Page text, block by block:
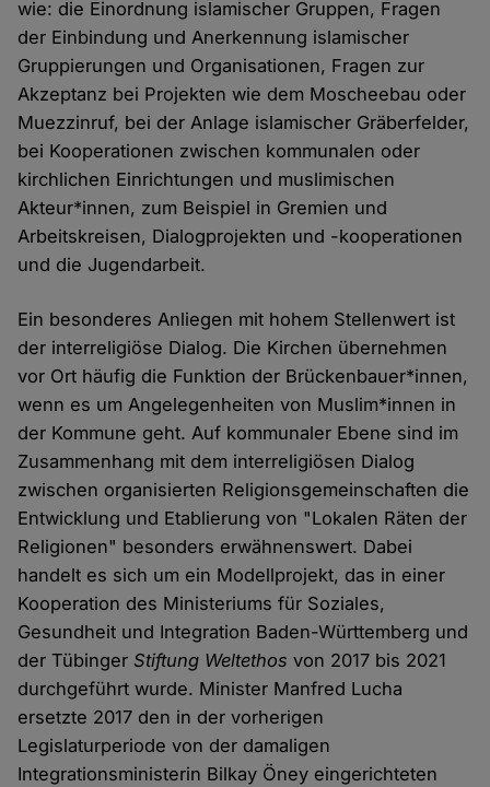
wie: die Einordnung islamischer Gruppen, Fragen
der Einbindung und Anerkennung islamischer
Gruppierungen und Organisationen, Fragen zur
Akzeptanz bei Projekten wie dem Moscheebau oder
Muezzinruf, bei der Anlage islamischer Gräberfelder,
bei Kooperationen zwischen kommunalen oder
kirchlichen Einrichtungen und muslimischen
Akteur*innen, zum Beispiel in Gremien und
Arbeitskreisen, Dialogprojekten und -kooperationen
und die Jugendarbeit.
Ein besonderes Anliegen mit hohem Stellenwert ist
der interreligiöse Dialog. Die Kirchen übernehmen
vor Ort häufig die Funktion der Brückenbauer*innen,
wenn es um Angelegenheiten von Muslim*innen in
der Kommune geht. Auf kommunaler Ebene sind im
Zusammenhang mit dem interreligiösen Dialog
zwischen organisierten Religionsgemeinschaften die
Entwicklung und Etablierung von "Lokalen Räten der
Religionen" besonders erwähnenswert. Dabei
handelt es sich um ein Modellprojekt, das in einer
Kooperation des Ministeriums für Soziales,
Gesundheit und Integration Baden-Württemberg und
der TübingerStiftung Weltethos von 2017 bis 2021
durchgeführt wurde. Minister Manfred Lucha
ersetzte 2017 den in der vorherigen
Legislaturperiode von der damaligen
Integrationsministerin Bilkay Öney eingerichteten